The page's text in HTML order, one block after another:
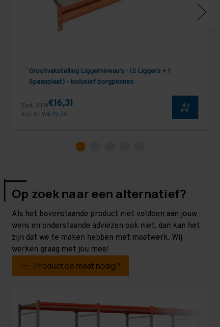
Grootvakstelling Liggerniveau's - (2 Liggers + 1
Spaanplaat) - Inclusief borgpennen
Excl. BTW€16,31
Incl. BTW€ 19,74
Op zoek naar een alternatief?
Als het bovenstaande product niet voldoen aan jouw
wens en onderstaande adviezen ook niet, dan kan het
zijn dat we te maken hebben met maatwerk. Wij
werken graag met jou mee!
Product op maat nodig?